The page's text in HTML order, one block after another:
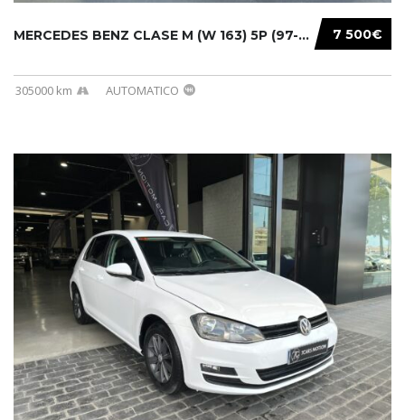
7 500€
MERCEDES BENZ CLASE M (W 163) 5P (97-05) 200...
305000 km AUTOMATICO